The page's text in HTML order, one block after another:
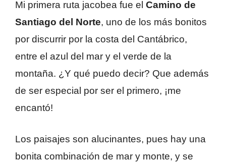
Mi primera ruta jacobea fue el Camino de
Santiago del Norte, uno de los más bonitos
por discurrir por la costa del Cantábrico,
entre el azul del mar y el verde de la
montaña. ¿Y qué puedo decir? Que además
de ser especial por ser el primero, ¡me
encantó!
Los paisajes son alucinantes, pues hay una
bonita combinación de mar y monte, y se